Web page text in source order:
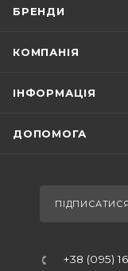
БРЕНДИ
КОМПАНІЯ
ІНФОРМАЦІЯ
ДОПОМОГА
+38 (095)